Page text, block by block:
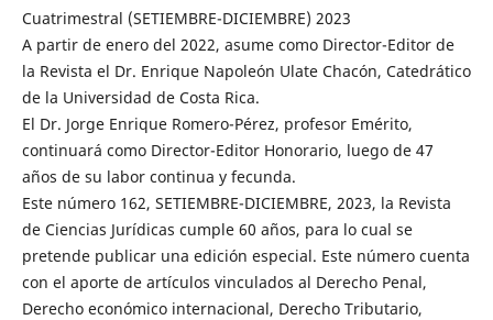
Cuatrimestral (SETIEMBRE-DICIEMBRE) 2023
A partir de enero del 2022, asume como Director-Editor de
la Revista el Dr. Enrique Napoleón Ulate Chacón, Catedrático
de la Universidad de Costa Rica.
El Dr. Jorge Enrique Romero-Pérez, profesor Emérito,
continuará como Director-Editor Honorario, luego de 47
años de su labor continua y fecunda.
Este número 162, SETIEMBRE-DICIEMBRE, 2023, la Revista
de Ciencias Jurídicas cumple 60 años, para lo cual se
pretende publicar una edición especial. Este número cuenta
con el aporte de artículos vinculados al Derecho Penal,
Derecho económico internacional, Derecho Tributario,